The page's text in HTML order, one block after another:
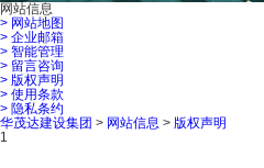
网站信息
> 网站地图
> 企业邮箱
> 智能管理
> 留言咨询
> 版权声明
> 使用条款
> 隐私条约
华茂达建设集团 > 网站信息 > 版权声明
1